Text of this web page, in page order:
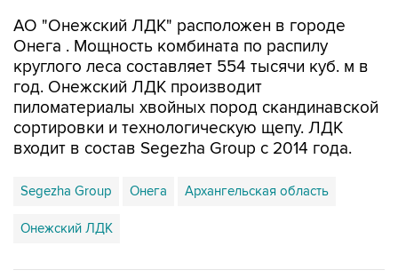
АО "Онежский ЛДК" расположен в городе
Онега . Мощность комбината по распилу
круглого леса составляет 554 тысячи куб. м в
год. Онежский ЛДК производит
пиломатериалы хвойных пород скандинавской
сортировки и технологическую щепу. ЛДК
входит в состав Segezha Group с 2014 года.
Segezha Group Онега Архангельская область
Онежский ЛДК